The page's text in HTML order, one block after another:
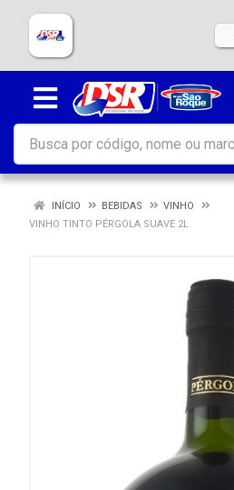
INÍCIO BEBIDAS
VINHO
VINHO TINTO PÉRGOLA SUAVE 2L